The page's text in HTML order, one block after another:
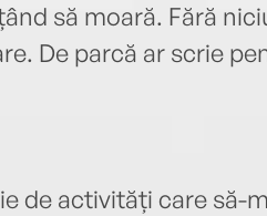
să moară. Fără
De parcă ar scrie
de activități care să-